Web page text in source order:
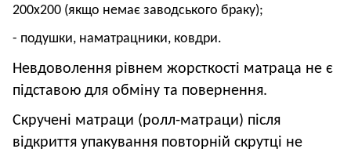
200х200 (якщо немає заводського браку);
- подушки, наматрацники, ковдри.
Невдоволення рівнем жорсткості матраца не є
підставою для обміну та повернення.
Скручені матраци (ролл-матраци) після
відкриття упакування повторній скрутці не